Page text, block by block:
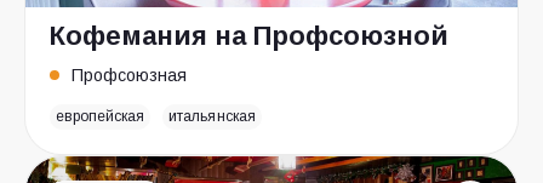
Кофемания на Профсоюзной
Профсоюзная
европейская итальянская